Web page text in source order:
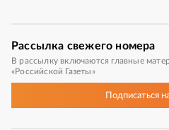
Рассылка свежего номера
В рассылку включаются главные
«Российской Газеты»
Подписаться